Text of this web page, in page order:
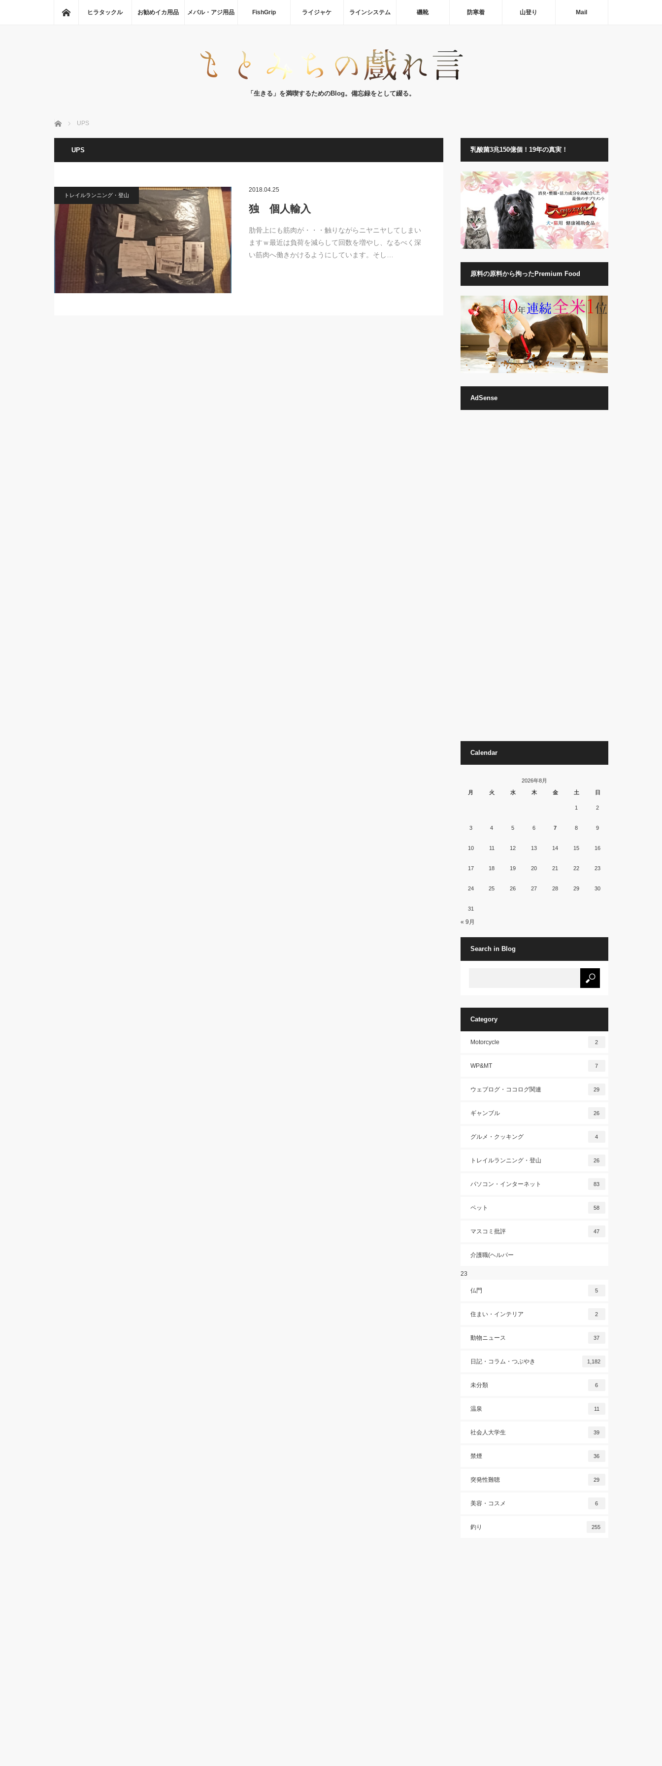
ホーム
ヒラタックル お勧めイカ用品 メバル・アジ用品 FishGrip ライジャケ ラインシステム 磯靴 防寒着 山登り Mail
「生きる」を満喫するためのBlog。備忘録をとして綴る。
ホーム UPS
UPS
トレイルランニング・登山
2018.04.25
独 個人輸入
肋骨上にも筋肉が・・・触りながらニヤニヤしてしまい
ますｗ最近は負荷を減らして回数を増やし、なるべく深
い筋肉へ働きかけるようにしています。そし…
乳酸菌3兆150億個！19年の真実！
原料の原料から拘ったPremium Food
AdSense
Calendar
2026年8月
月
火 水 木 金 土 日
1 2
3 4 5 6 7 8 9
10 11 12 13 14 15 16
17 18 19 20 21 22 23
24 25 26 27 28 29 30
31
« 9月
Search in Blog
Category
Motorcycle 2
WP&MT 7
ウェブログ・ココログ関連 29
ギャンブル 26
グルメ・クッキング 4
トレイルランニング・登山 26
パソコン・インターネット 83
ペット 58
マスコミ批評 47
介護職(ヘルパー
23
仏門 5
住まい・インテリア 2
動物ニュース 37
日記・コラム・つぶやき 1,182
未分類 6
温泉 11
社会人大学生 39
禁煙 36
突発性難聴 29
美容・コスメ 6
釣り 255